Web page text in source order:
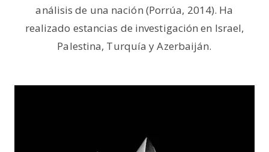
análisis de una nación (Porrúa, 2014). Ha
realizado estancias de investigación en Israel,
Palestina, Turquía y Azerbaiján.